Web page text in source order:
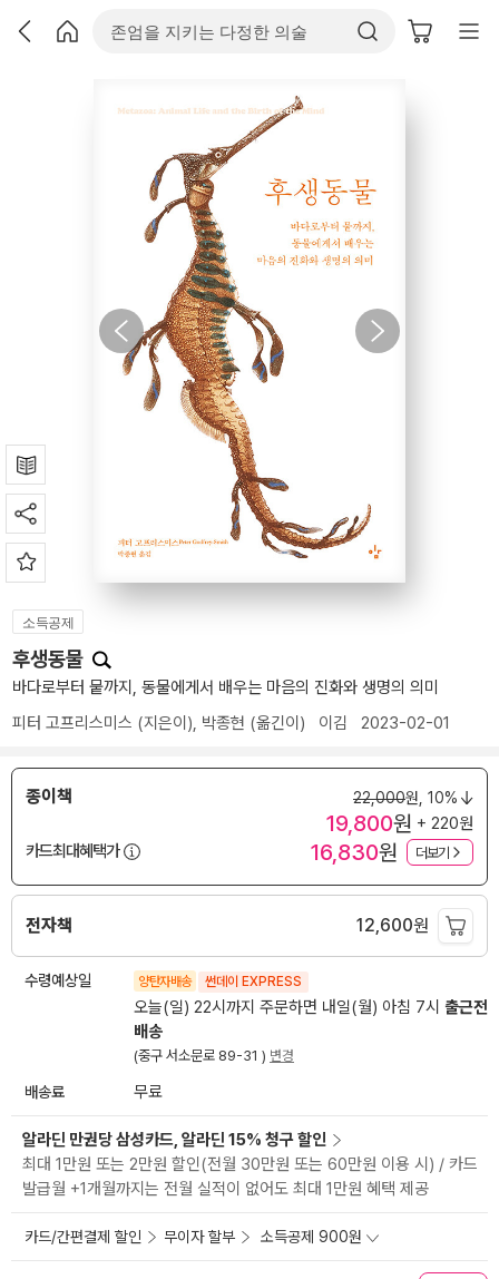
소득공제
후생동물
바다로부터 뭍까지, 동물에게서 배우는 마음의 진화와 생명의 의미
피터 고프리스미스 (지은이), 박종현 (옮긴이) 이김 2023-02-01
종이책 22,000원, 10%
19,800원 + 220원
카드최대혜택가
16,830원 더보기
전자책 12,600원
수령예상일 양탄자배송 썬데이 EXPRESS
오늘(일) 22시까지 주문하면 내일(월) 아침 7시 출근전
배송
(중구 서소문로 89-31 ) 변경
배송료 무료
알라딘 만권당 삼성카드, 알라딘 15% 청구 할인
최대 1만원 또는 2만원 할인(전월 30만원 또는 60만원 이용 시) / 카드
발급월 +1개월까지는 전월 실적이 없어도 최대 1만원 혜택 제공
카드/간편결제 할인 무이자 할부 소득공제 900원